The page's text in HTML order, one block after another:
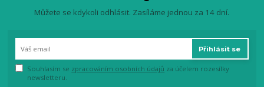
Můžete se kdykoli odhlásit. Zasíláme jednou za 14 dní.
Přihlásit se
Souhlasím se zpracováním osobních údajů za účelem rozesílky
newsletteru.